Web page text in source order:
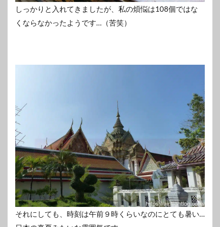
しっかりと入れてきましたが、私の煩悩は108個ではな
くならなかったようです…（苦笑）
それにしても、時刻は午前９時くらいなのにとても暑い…